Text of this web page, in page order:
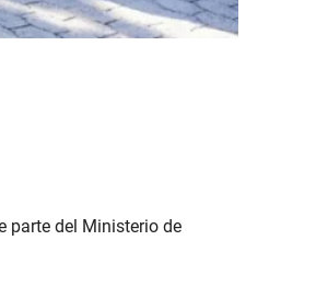
parte del Ministerio de